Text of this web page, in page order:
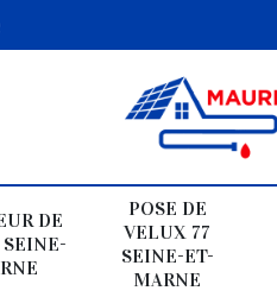
DE
POSE DE
VELUX 77
SEINE-ET-
MARNE